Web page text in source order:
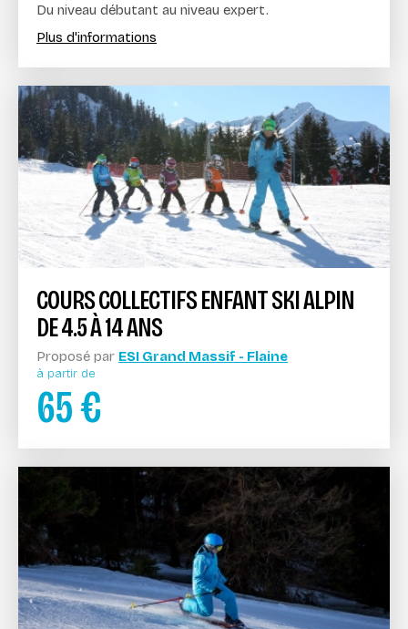
Du niveau débutant au niveau expert.
Plus d'informations
COURS COLLECTIFS ENFANT SKI ALPIN
DE 4.5 À 14 ANS
Proposé par ESI Grand Massif - Flaine
à partir de
65€